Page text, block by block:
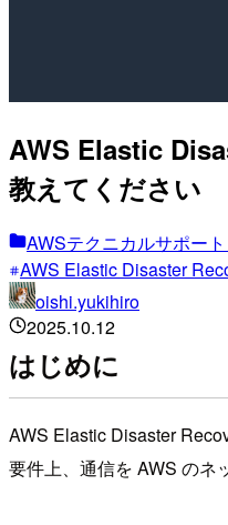
AWS Elastic
教えてください
AWSテクニカルサポート
AWS Elastic Disaster
oishi.yukihiro
2025.10.12
はじめに
AWS Elastic Disaster
要件上、通信を AWS のネ